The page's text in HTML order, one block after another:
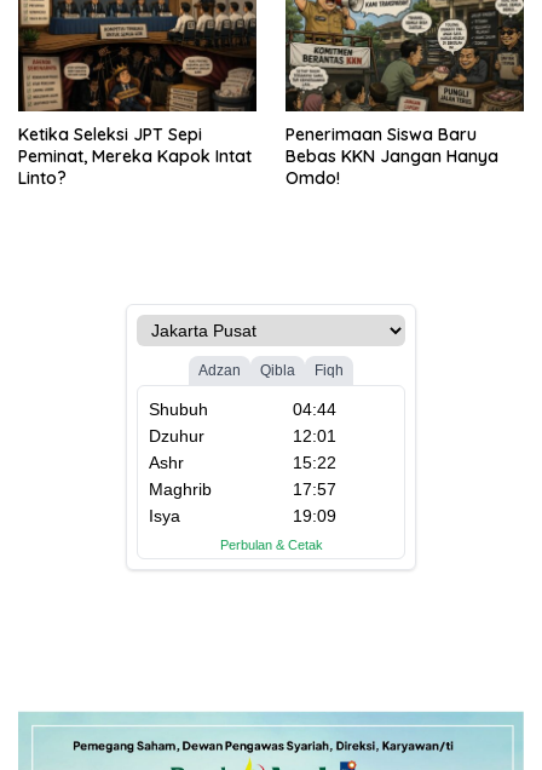
Ketika Seleksi JPT Sepi
Peminat, Mereka Kapok Intat
Linto?
Penerimaan Siswa Baru
Bebas KKN Jangan Hanya
Omdo!